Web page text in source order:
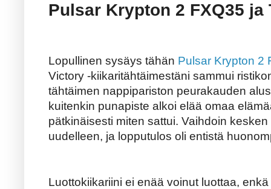
Pulsar Krypton 2 FXQ35 ja
Lopullinen sysäys tähän Pulsar Krypton 2
Victory -kiikaritähtäimestäni sammui
tähtäimen nappipariston peurakauden
kuitenkin punapiste alkoi elää omaa
pätkinäisesti miten sattui. Vaihdoin
uudelleen, ja lopputulos oli entistä
Luottokiikariini ei enää voinut luottaa,